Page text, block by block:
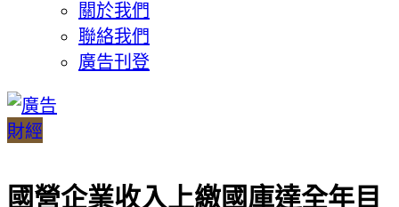
關於我們
聯絡我們
廣告刊登
財經
國營企業收入上繳國庫達全年目